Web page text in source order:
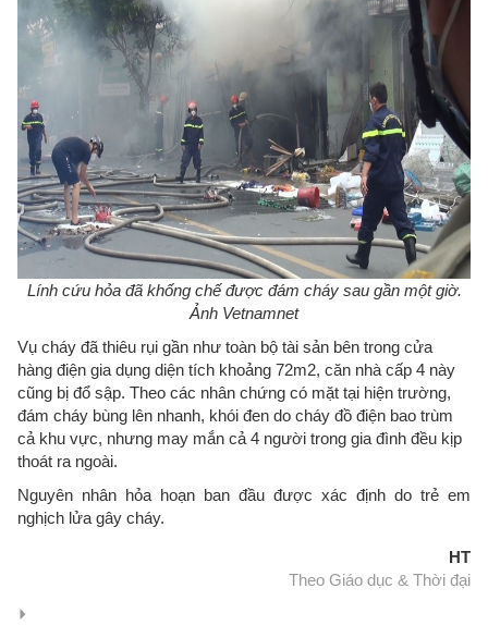
Lính cứu hỏa đã khống chế được đám cháy sau gần một giờ.
Ảnh Vetnamnet
Vụ cháy đã thiêu rụi gần như toàn bộ tài sản bên trong cửa
hàng điện gia dụng diện tích khoảng 72m2, căn nhà cấp 4 này
cũng bị đổ sập. Theo các nhân chứng có mặt tại hiện trường,
đám cháy bùng lên nhanh, khói đen do cháy đồ điện bao trùm
cả khu vực, nhưng may mắn cả 4 người trong gia đình đều kịp
thoát ra ngoài.
Nguyên nhân hỏa hoạn ban đầu được xác định do trẻ em
nghịch lửa gây cháy.
HT
Theo Giáo dục & Thời đại